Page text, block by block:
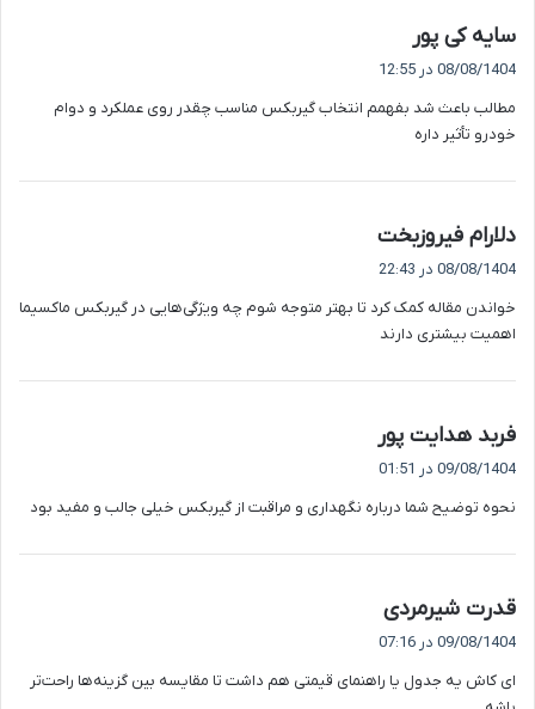
سایه کی پور
ف
08/08/1404 در 12:55
مطالب باعث شد بفهمم انتخاب گیربکس مناسب چقدر روی عملکرد و دوام
خودرو تأثیر داره
دلارام فیروزبخت
:
08/08/1404 در 22:43
خواندن مقاله کمک کرد تا بهتر متوجه شوم چه ویژگی‌هایی در گیربکس ماکسیما
اهمیت بیشتری دارند
فربد هدایت پور
:
09/08/1404 در 01:51
نحوه توضیح شما درباره نگهداری و مراقبت از گیربکس خیلی جالب و مفید بود
قدرت شیرمردی
ف
:
09/08/1404 در 07:16
ای کاش یه جدول یا راهنمای قیمتی هم داشت تا مقایسه بین گزینه‌ها راحت‌تر